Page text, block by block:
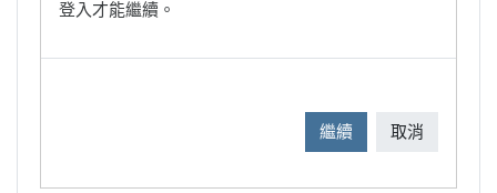
登入才能繼續。
繼續 取消